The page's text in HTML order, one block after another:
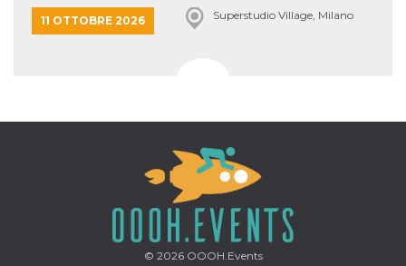
11 OTTOBRE 2026 Superstudio Village, Milano
© 2026OOOH.Events